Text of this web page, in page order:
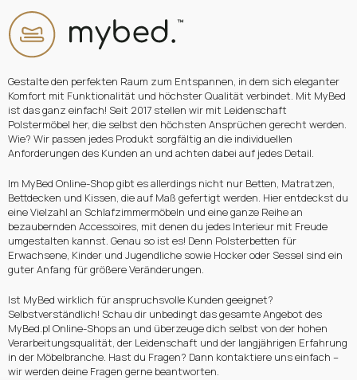
Gestalte den perfekten Raum zum Entspannen, in dem sich eleganter
Komfort mit Funktionalität und höchster Qualität verbindet. Mit MyBed
ist das ganz einfach! Seit 2017 stellen wir mit Leidenschaft
Polstermöbel her, die selbst den höchsten Ansprüchen gerecht werden.
Wie? Wir passen jedes Produkt sorgfältig an die individuellen
Anforderungen des Kunden an und achten dabei auf jedes Detail.
Im MyBed Online-Shop gibt es allerdings nicht nur Betten, Matratzen,
Bettdecken und Kissen, die auf Maß gefertigt werden. Hier entdeckst du
eine Vielzahl an Schlafzimmermöbeln und eine ganze Reihe an
bezaubernden Accessoires, mit denen du jedes Interieur mit Freude
umgestalten kannst. Genau so ist es! Denn Polsterbetten für
Erwachsene, Kinder und Jugendliche sowie Hocker oder Sessel sind ein
guter Anfang für größere Veränderungen.
Ist MyBed wirklich für anspruchsvolle Kunden geeignet?
Selbstverständlich! Schau dir unbedingt das gesamte Angebot des
MyBed.pl Online-Shops an und überzeuge dich selbst von der hohen
Verarbeitungsqualität, der Leidenschaft und der langjährigen Erfahrung
in der Möbelbranche. Hast du Fragen? Dann kontaktiere uns einfach –
wir werden deine Fragen gerne beantworten.